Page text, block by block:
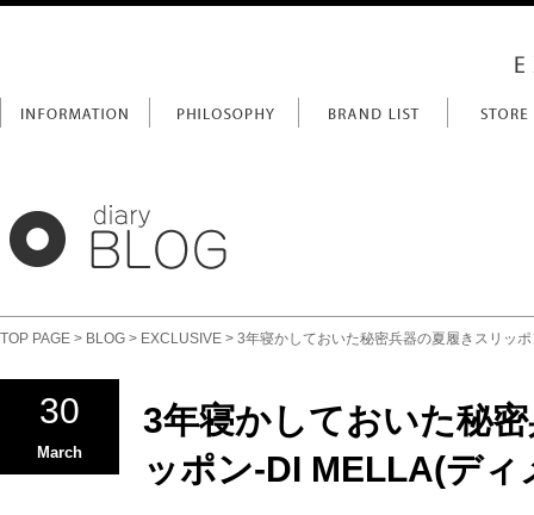
TOP PAGE > BLOG > EXCLUSIVE > 3年寝かしておいた秘密兵器の夏履きスリッ
30
March
3年寝かしておいた秘
ッポン-DI MELLA(ディ